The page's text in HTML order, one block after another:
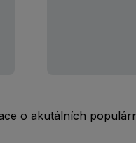
o akutálních